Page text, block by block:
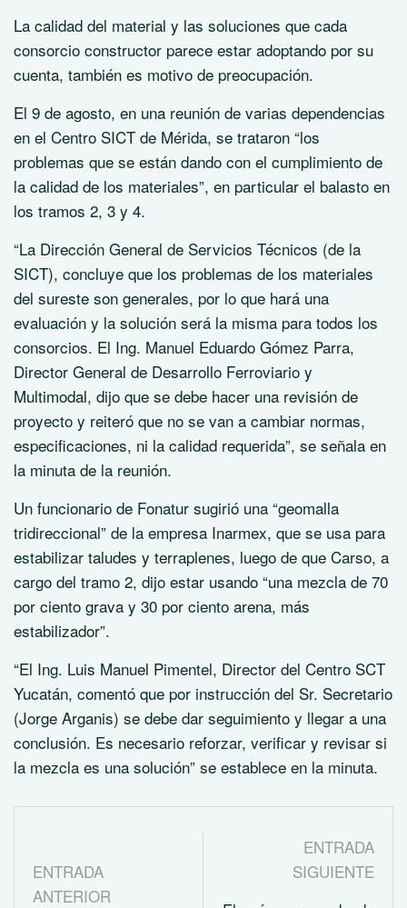
La calidad del material y las soluciones que cada
consorcio constructor parece estar adoptando por su
cuenta, también es motivo de preocupación.
El 9 de agosto, en una reunión de varias dependencias
en el Centro SICT de Mérida, se trataron “los
problemas que se están dando con el cumplimiento de
la calidad de los materiales”, en particular el balasto en
los tramos 2, 3 y 4.
“La Dirección General de Servicios Técnicos (de la
SICT), concluye que los problemas de los materiales
del sureste son generales, por lo que hará una
evaluación y la solución será la misma para todos los
consorcios. El Ing. Manuel Eduardo Gómez Parra,
Director General de Desarrollo Ferroviario y
Multimodal, dijo que se debe hacer una revisión de
proyecto y reiteró que no se van a cambiar normas,
especificaciones, ni la calidad requerida”, se señala en
la minuta de la reunión.
Un funcionario de Fonatur sugirió una “geomalla
tridireccional” de la empresa Inarmex, que se usa para
estabilizar taludes y terraplenes, luego de que Carso, a
cargo del tramo 2, dijo estar usando “una mezcla de 70
por ciento grava y 30 por ciento arena, más
estabilizador”.
“El Ing. Luis Manuel Pimentel, Director del Centro SCT
Yucatán, comentó que por instrucción del Sr. Secretario
(Jorge Arganis) se debe dar seguimiento y llegar a una
conclusión. Es necesario reforzar, verificar y revisar si
la mezcla es una solución” se establece en la minuta.
ENTRADA
ANTERIOR
ENTRADA
SIGUIENTE